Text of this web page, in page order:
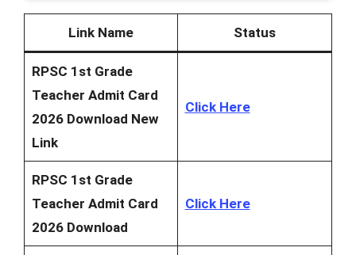
Link Name Status
RPSC 1st Grade
Teacher Admit Card
2026 Download New
Link
Click Here
RPSC 1st Grade
Teacher Admit Card
2026 Download
Click Here